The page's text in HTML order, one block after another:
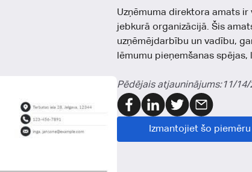
Uzņēmuma direktora amats
jebkurā organizācijā. Šis
uzņēmējdarbību un vadību,
lēmumu pieņemšanas
Pēdējais atjauninājums:11/14/
Izmantojiet šo piemēru